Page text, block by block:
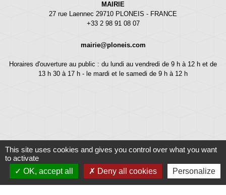
MAIRIE
27 rue Laennec 29710 PLONEIS - FRANCE
+33 2 98 91 08 07
mairie@ploneis.com
Horaires d'ouverture au public : du lundi au vendredi de 9 h à 12 h et de
13 h 30 à 17 h - le mardi et le samedi de 9 h à 12 h
Liens
This site uses cookies and gives you control over what you want
to activate
OK, accept all
Deny all cookies Personalize